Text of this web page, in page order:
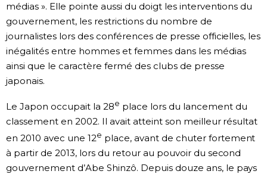
médias ». Elle pointe aussi du doigt les interventions du
gouvernement, les restrictions du nombre de
journalistes lors des conférences de presse officielles, les
inégalités entre hommes et femmes dans les médias
ainsi que le caractère fermé des clubs de presse
japonais.
Le Japon occupait la 28e place lors du lancement du
classement en 2002. Il avait atteint son meilleur résultat
en 2010 avec une 12e place, avant de chuter fortement
à partir de 2013, lors du retour au pouvoir du second
gouvernement d’Abe Shinzô. Depuis douze ans, le pays